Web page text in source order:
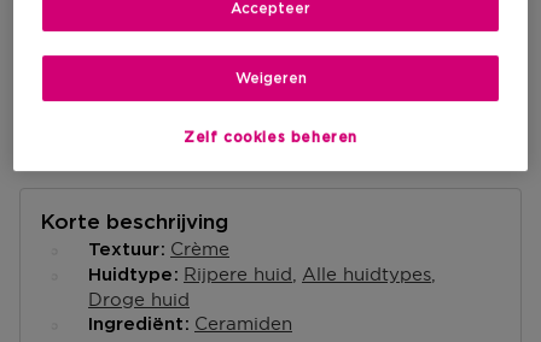
Ophalen in een winkel
Selecteer een winkel
Korte beschrijving
Textuur Crème
Huidtype Rijpere huid Alle huidtypes
Droge huid
Ingrediënt Ceramiden
Zelf cookies beheren
Weigeren
Accepteer